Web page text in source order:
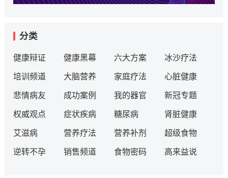
分类
健康辩证 健康黑幕 六大方案 冰沙疗法
培训频道 大脑营养 家庭疗法 心脏健康
悲情病友 成功案例 我的器官 新冠专题
权威观点 症状疾病 糖尿病 肾脏健康
艾滋病 营养疗法 营养补剂 超级食物
逆转不孕 销售频道 食物密码 高来益说